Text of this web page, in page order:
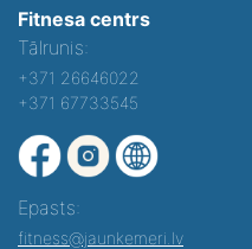
Fitnesa centrs
Tālrunis:
+371 26646022
+371 67733545
Epasts:
fitness@jaunkemeri.lv